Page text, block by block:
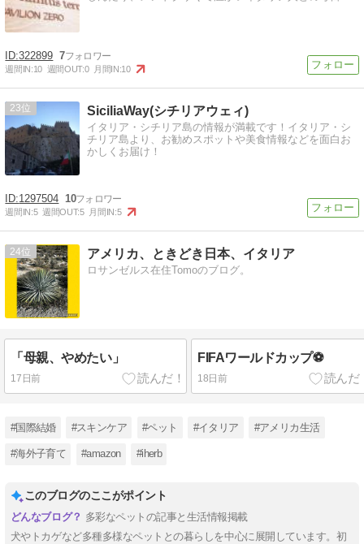
322899 7
週間IN:10 週間OUT:0 月間IN:10
23 SiciliaWay(シチリアウェィ)
イタリア・シチリア島の情報が満載です！イタリア・シ
チリア島より、お勧めスポットや美食情報などを面白お
かしくお届け！
1297504 10
週間IN:5 週間OUT:5 月間IN:5
24 アメリカ、ときどき日本、イタリア
ロサンゼルス在住Tomoのブログ。
「母親、やめたい」
17日前
FIFAワールドカップ⚽
18日前
#国際結婚 #スキンケア #ペット #イタリア #アメリカ生活
#海外子育て #amazon #iherb
このブログのここがポイント
多彩なペットの記事と生活情報掲載
犬やトカゲなど多種多様なペットとの暮らしを中心に展開しています。初